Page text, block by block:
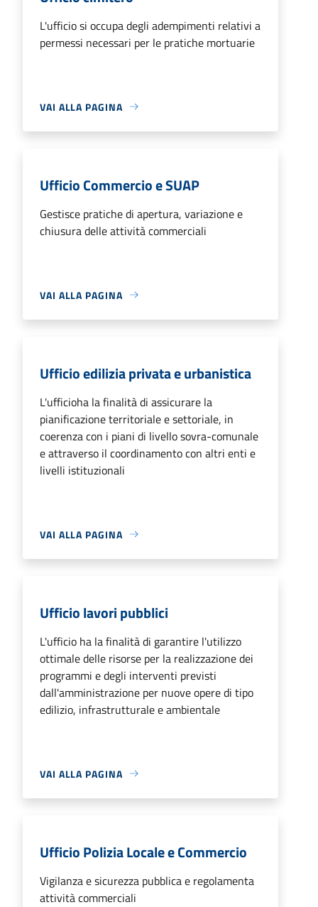
L'ufficio si occupa degli adempimenti relativi a
permessi necessari per le pratiche mortuarie
VAI ALLA PAGINA
Ufficio Commercio e SUAP
Gestisce pratiche di apertura, variazione e
chiusura delle attività commerciali
VAI ALLA PAGINA
Ufficio edilizia privata e urbanistica
L'ufficioha la finalità di assicurare la
pianificazione territoriale e settoriale, in
coerenza con i piani di livello sovra-comunale
e attraverso il coordinamento con altri enti e
livelli istituzionali
VAI ALLA PAGINA
Ufficio lavori pubblici
L'ufficio ha la finalità di garantire l'utilizzo
ottimale delle risorse per la realizzazione dei
programmi e degli interventi previsti
dall'amministrazione per nuove opere di tipo
edilizio, infrastrutturale e ambientale
VAI ALLA PAGINA
Ufficio Polizia Locale e Commercio
Vigilanza e sicurezza pubblica e regolamenta
attività commerciali